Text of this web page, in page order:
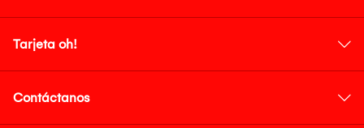
Tarjeta oh!
Contáctanos